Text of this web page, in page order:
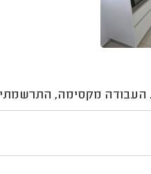
מקסימה, התרשמתי